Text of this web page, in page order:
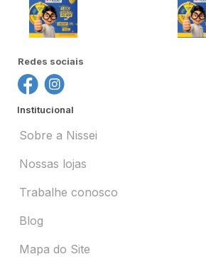
Redes sociais
Institucional
Sobre a Nissei
Nossas lojas
Trabalhe conosco
Blog
Mapa do Site